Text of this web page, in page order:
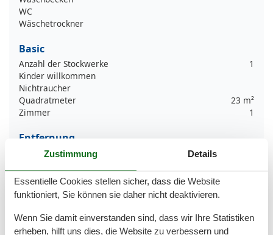
WC
Wäschetrockner
Basic
Anzahl der Stockwerke
1
Kinder willkommen
Nichtraucher
Quadratmeter
23 m²
Zimmer
1
Entfernung
MeerEntfernung
Küche
Kaffeemaschine
Kochutensilien
Zustimmung Details
Essentielle Cookies stellen sicher, dass die Website
funktioniert, Sie können sie daher nicht deaktivieren.
Wenn Sie damit einverstanden sind, dass wir Ihre Statistiken
erheben, hilft uns dies, die Website zu verbessern und